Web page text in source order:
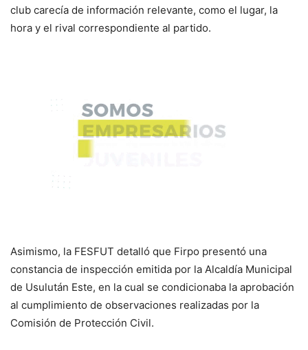
club carecía de información relevante, como el lugar, la
hora y el rival correspondiente al partido.
Asimismo, la FESFUT detalló que Firpo presentó una
constancia de inspección emitida por la Alcaldía Municipal
de Usulután Este, en la cual se condicionaba la aprobación
al cumplimiento de observaciones realizadas por la
Comisión de Protección Civil.